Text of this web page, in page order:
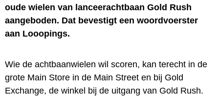
oude wielen van lanceerachtbaan Gold Rush
aangeboden. Dat bevestigt een woordvoerster
aan Looopings.
Wie de achtbaanwielen wil scoren, kan terecht in de
grote Main Store in de Main Street en bij Gold
Exchange, de winkel bij de uitgang van Gold Rush.